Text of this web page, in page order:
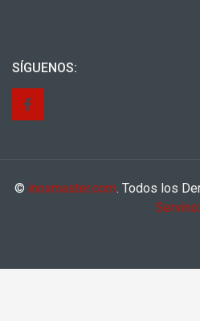
SÍGUENOS:
© inoxmaster.com. Todos los